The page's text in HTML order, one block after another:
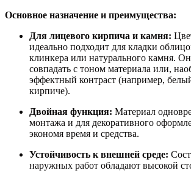
Основное назначение и преимущества:
Для лицевого кирпича и камня:
идеально подходит для кладки
клинкера или натурального камня.
совпадать с тоном материала или,
эффектный контраст (например,
кирпиче).
Двойная функция: Материал
монтажа и для декоративного
экономя время и средства.
Устойчивость к внешней среде:
наружных работ обладают высокой